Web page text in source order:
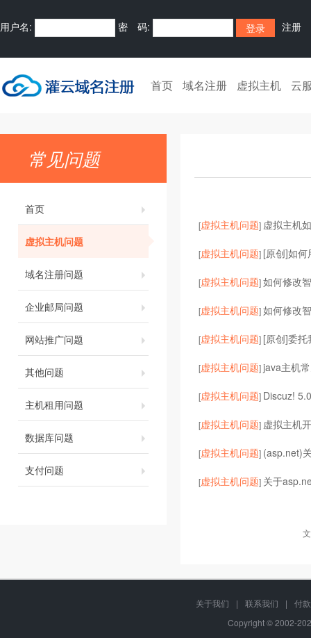
用户名: 密 码: 注册
首页 域名注册 虚拟主机 云
常见问题
首页
虚拟主机问题
域名注册问题
企业邮局问题
网站推广问题
其他问题
主机租用问题
数据库问题
支付问题
[虚拟主机问题] 虚拟主机
[虚拟主机问题] [原创]如
[虚拟主机问题]如何修改
[虚拟主机问题]如何修改
[虚拟主机问题] [原创]委托
[虚拟主机问题]java主机
[虚拟主机问题] Discuz!
[虚拟主机问题] 虚拟主机
[虚拟主机问题] (asp.net)
[虚拟主机问题] 关于
关于我们 | 联系我们 |
付
Copyright © 2002-